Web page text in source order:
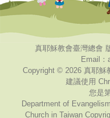
真耶穌教會臺灣總會
Email：
Copyright © 2026 真耶穌
建議使用
您是
Department of
Church in Taiwan